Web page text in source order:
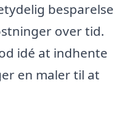
besparelse
over tid.
idé at indhente
en maler til at